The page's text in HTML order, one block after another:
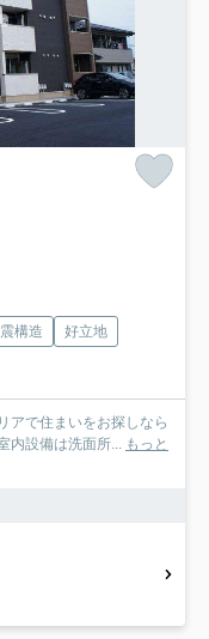
構造
好立地
アで住まいをお探しなら
内設備は洗面所... もっと